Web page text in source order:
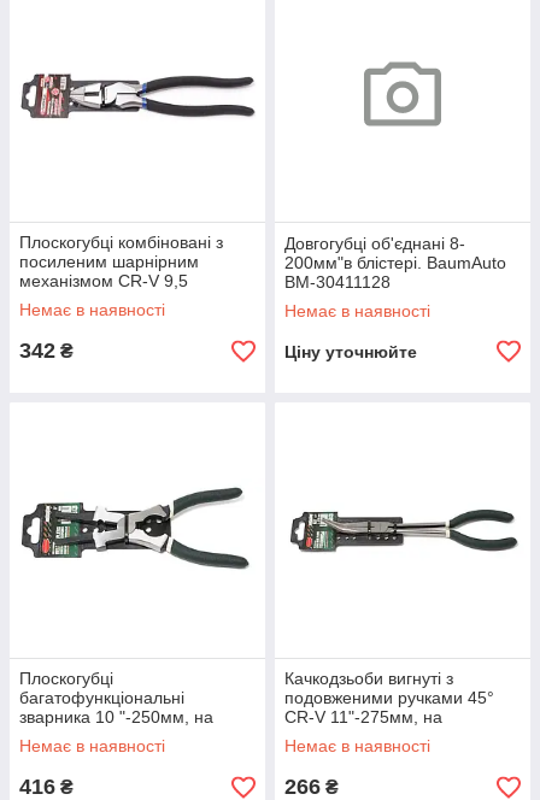
Плоскогубці комбіновані з
посиленим шарнірним
механізмом CR-V 9,5
"-240мм, на пластиковому
тримачі
Немає в наявності
342 ₴
Довгогубці об'єднані 8-
200мм"в блістері. BaumAuto
BM-30411128
Немає в наявності
Ціну уточнюйте
Плоскогубці
багатофункціональні
зварника 10 "-250мм, на
пластиковому тримачі
Немає в наявності
416 ₴
Качкодзьоби вигнуті з
подовженими ручками 45°
CR-V 11"-275мм, на
пластиковому тримачі
ROCKFORCE RF-5047P2
Немає в наявності
266 ₴